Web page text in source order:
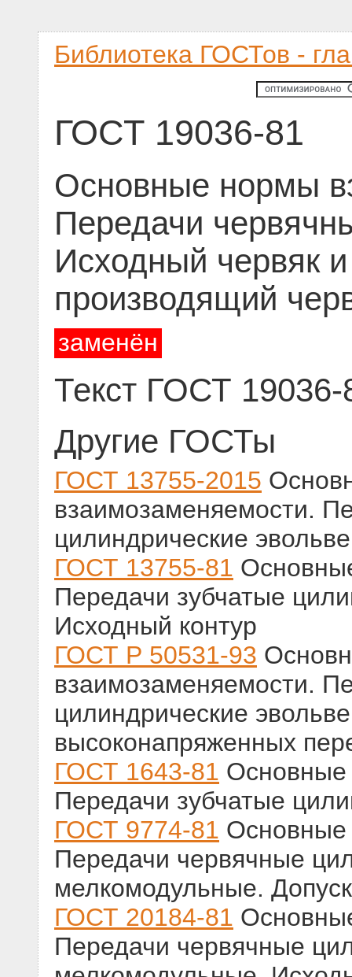
Библиотека ГОСТов -
ГОСТ 19036-81
Основные нормы
Передачи
Исходный червяк
производящий
заменён
Текст ГОСТ 19036-
Другие ГОСТы
ГОСТ 13755-2015
взаимозаменяемости.
цилиндрические
ГОСТ 13755-81
Передачи зубчатые
Исходный контур
ГОСТ Р 50531-93
взаимозаменяемости.
цилиндрические
высоконапряженных
ГОСТ 1643-81 Основные
Передачи зубчатые
ГОСТ 9774-81 Основные
Передачи червячные
мелкомодульные.
ГОСТ 20184-81
Передачи червячные